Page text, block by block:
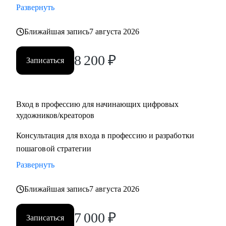
для правительства Дубая
С чем могу помочь:
• побороть страхи неизвестности и мнимой сложности
творческой работы
• создать ступенчатую программу развития тебя, как
художника
• дать советы по прохождению собеседований и провести
• провести ревью тестовых заданий, дать рекомендации
• познакомить с AI инструментами и вместе внедрить их в
твой рабочий процесс
• обучить с нуля работать в 3D, 3D-сканированием, AR,
Развернуть
Ближайшая запись7 августа 2026
Записаться 8 200 ₽
Вход в профессию для начинающих цифровых
художников/креаторов
Консультация для входа в профессию и разработки
пошаговой стратегии
Развернуть
Ближайшая запись7 августа 2026
Записаться 7 000 ₽